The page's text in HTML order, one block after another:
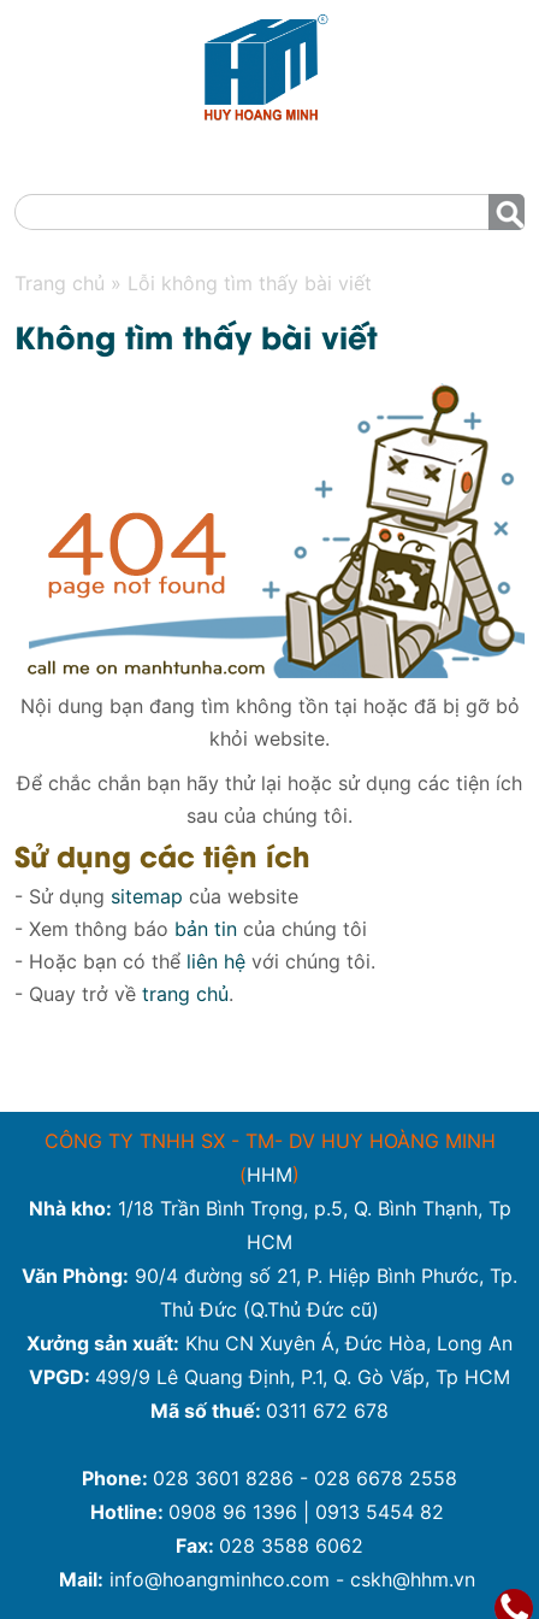
Trang chủ » Lỗi không tìm thấy bài viết
Không tìm thấy bài viết
Nội dung bạn đang tìm không tồn tại hoặc đã bị gỡ bỏ
khỏi website.
Để chắc chắn bạn hãy thử lại hoặc sử dụng các tiện ích
sau của chúng tôi.
Sử dụng các tiện ích
- Sử dụng sitemap của website
- Xem thông báo bản tin của chúng tôi
- Hoặc bạn có thể liên hệ với chúng tôi.
- Quay trở về trang chủ.
CÔNG TY TNHH SX - TM- DV HUY HOÀNG MINH
(HHM)
Nhà kho: 1/18 Trần Bình Trọng, p.5, Q. Bình Thạnh, Tp
HCM
Văn Phòng: 90/4 đường số 21, P. Hiệp Bình Phước, Tp.
Thủ Đức (Q.Thủ Đức cũ)
Xưởng sản xuất: Khu CN Xuyên Á, Đức Hòa, Long An
VPGD: 499/9 Lê Quang Định, P.1, Q. Gò Vấp, Tp HCM
Mã số thuế: 0311 672 678
Phone: 028 3601 8286 - 028 6678 2558
Hotline: 0908 96 1396 | 0913 5454 82
Fax: 028 3588 6062
Mail: info@hoangminhco.com - cskh@hhm.vn